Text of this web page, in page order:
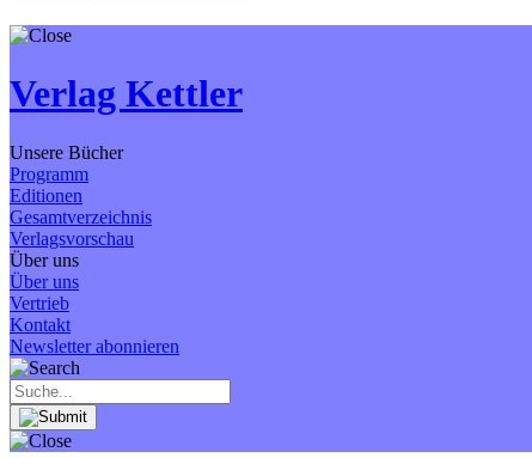
Verlag Kettler
Unsere Bücher
Programm
Editionen
Gesamtverzeichnis
Verlagsvorschau
Über uns
Über uns
Vertrieb
Kontakt
Newsletter abonnieren